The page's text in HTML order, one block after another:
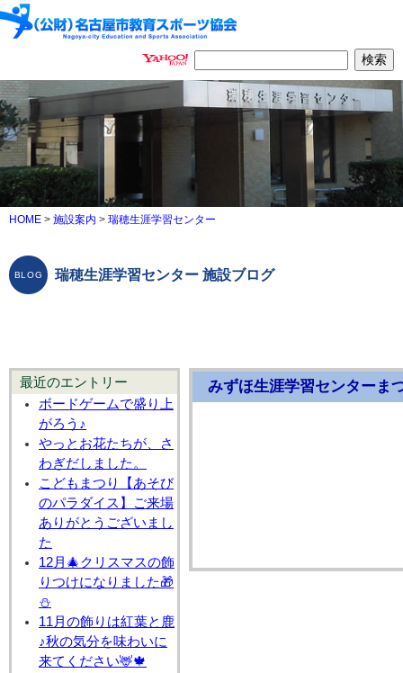
HOME > 施設案内 > 瑞穂生涯学習センター
瑞穂生涯学習センター 施設ブログ
最近のエントリー
ボードゲームで盛り上
がろう♪
やっとお花たちが、さ
わぎだしました。
こどもまつり【あそび
のパラダイス】ご来場
ありがとうございまし
た
12月🎄クリスマスの飾
りつけになりました🎁
⛄
11月の飾りは紅葉と鹿
♪秋の気分を味わいに
来てください🦌🍁
みずほ生涯学習センターま